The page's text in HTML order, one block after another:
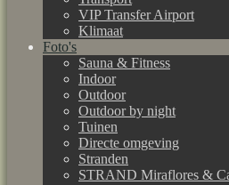
VIP Transfer Airport
Klimaat
Foto's
Sauna & Fitness
Indoor
Outdoor
Outdoor by night
Tuinen
Directe omgeving
Stranden
STRAND Miraflores &